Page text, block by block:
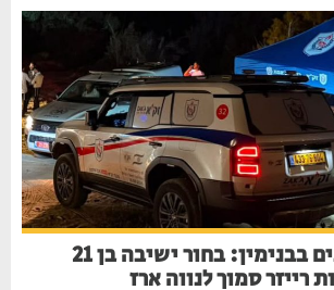
אסון בין הזמנים בבנימין: בחור ישיבה בן 21
רייזר סמוך לנווה ארז